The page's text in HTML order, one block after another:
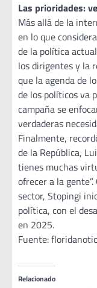
Las prioridades:
Más allá de la
en lo que
de la política
los dirigentes y la
que la agenda de
de los políticos va
campaña se
verdaderas
Finalmente,
de la República,
tienes muchas
ofrecer a la
sector, Stopingi
política, con el
en 2025.
Fuente:
Relacionado